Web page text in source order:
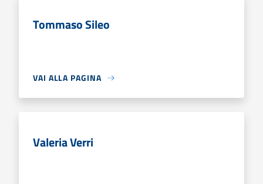
Tommaso Sileo
VAI ALLA PAGINA
Valeria Verri